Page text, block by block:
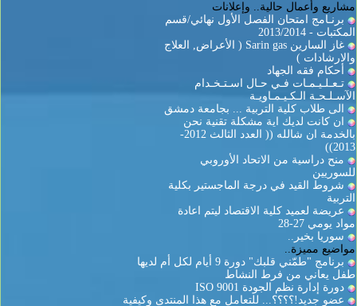
مشاريع وأعمال حالية.. وإعلانات
برنـامج امتحان الفصل الأول نهائي/قسم
المكتبات - 2013/2014
غاز السارين Sarin gas ( الأعراض, العلاج
والارشادات )
أحكام فقه الجهاد
تـعـلـيـمـات فـي حـال اسـتـخـدام
الآسـلـحـة الـكـيـمـاويـة
الى طلاب كلية التربية ... بجامعة دمشق
ان كانت لديك اية مشكلة تقنية نحن
بالخدمة ان شالله (( العدد الثالث 2012-
2013))
منح دراسية من الاتحاد الأوروبي
للسوريين
شروط القيد في درجة الماجستير بكلية
التربية
عريضة لعميد كلية الاقتصاد ليتم اعادة
مواد يومي 27-28
سوريا بخير..
مواضيع مميزة..
برنامج "طمّني قلبك" دورة 9 أيام لكل أم لديها
طفل يعاني من فرط النشاط
دورة إدارة نظم الجودة ISO 9001
عضو جديد!؟؟؟؟... للتعامل مع هذا المنتدى وكيفية